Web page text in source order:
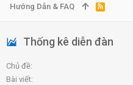
Thống kê diễn đàn
Chủ đề
Bài viết
Hướng Dẫn & FAQ
R
S